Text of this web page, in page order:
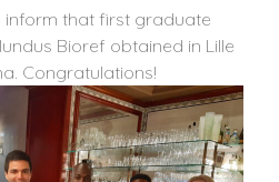
inform that first graduate
Bioref obtained in Lille
Congratulations!